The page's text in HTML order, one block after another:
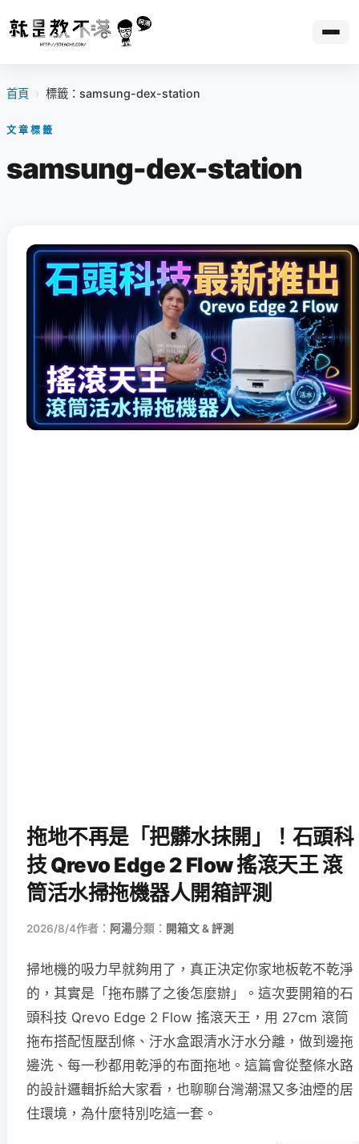
首頁 › 標籤：samsung-dex-station
文章標籤
samsung-dex-station
拖地不再是「把髒水抹開」！石頭科
技 Qrevo Edge 2 Flow 搖滾天王 滾
筒活水掃拖機器人開箱評測
2026/8/4作者： 阿湯分類： 開箱文 & 評測
掃地機的吸力早就夠用了，真正決定你家地板乾不乾淨
的，其實是「拖布髒了之後怎麼辦」。這次要開箱的石
頭科技 Qrevo Edge 2 Flow 搖滾天王，用 27cm 滾筒
拖布搭配恆壓刮條、汙水盒跟清水汙水分離，做到邊拖
邊洗、每一秒都用乾淨的布面拖地。這篇會從整條水路
的設計邏輯拆給大家看，也聊聊台灣潮濕又多油煙的居
住環境，為什麼特別吃這一套。